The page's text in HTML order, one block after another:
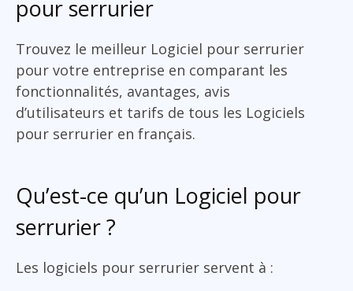
pour serrurier
Trouvez le meilleur Logiciel pour serrurier
pour votre entreprise en comparant les
fonctionnalités, avantages, avis
d’utilisateurs et tarifs de tous les Logiciels
pour serrurier en français.
Qu’est-ce qu’un Logiciel pour
serrurier ?
Les logiciels pour serrurier servent à :